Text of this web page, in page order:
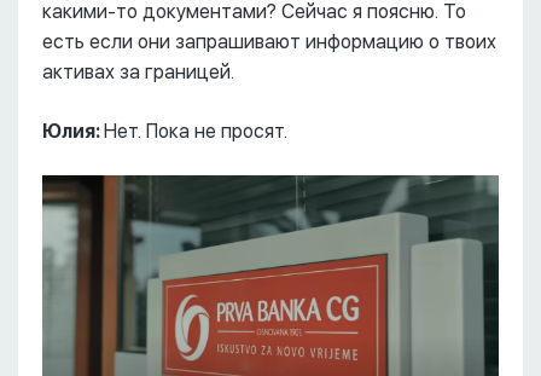
какими-то документами? Сейчас я поясню. То
есть если они запрашивают информацию о твоих
активах за границей.
Юлия:Нет. Пока не просят.